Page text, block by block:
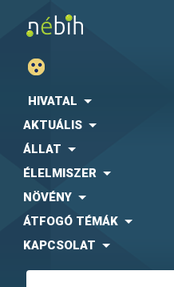
HIVATAL
AKTUÁLIS
ÁLLAT
ÉLELMISZER
NÖVÉNY
ÁTFOGÓ TÉMÁK
KAPCSOLAT